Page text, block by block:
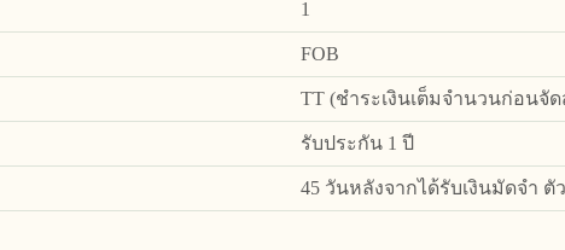
1
FOB
TT (ชำระเงินเต็มจำนวนก่อนจั
รับประกัน 1 ปี
45 วันหลังจากได้รับเงินมัดจำ